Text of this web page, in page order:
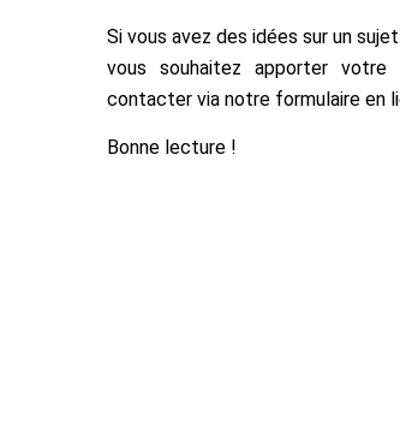
Si vous avez des idées sur un
vous souhaitez apporter votre
contacter via notre formulaire en
Bonne lecture !